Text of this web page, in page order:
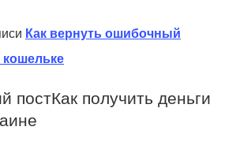
Как вернуть ошибочный
кошельке
постКак получить деньги